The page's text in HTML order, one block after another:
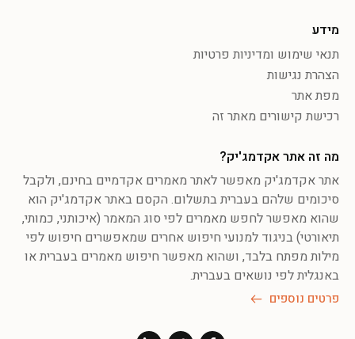
מידע
תנאי שימוש ומדיניות פרטיות
הצהרת נגישות
מפת אתר
רכישת קישורים מאתר זה
מה זה אתר אקדמג'יק?
אתר אקדמג'יק מאפשר לאתר מאמרים אקדמיים בחינם, ולקבל
סיכומים שלהם בעברית בתשלום. הקסם באתר אקדמג'יק הוא
שהוא מאפשר לחפש מאמרים לפי סוג המאמר (איכותני, כמותי,
תיאורטי) בניגוד למנועי חיפוש אחרים שמאפשרים חיפוש לפי
מילות מפתח בלבד, ושהוא מאפשר חיפוש מאמרים בעברית או
באנגלית לפי נושאים בעברית.
פרטים נוספים